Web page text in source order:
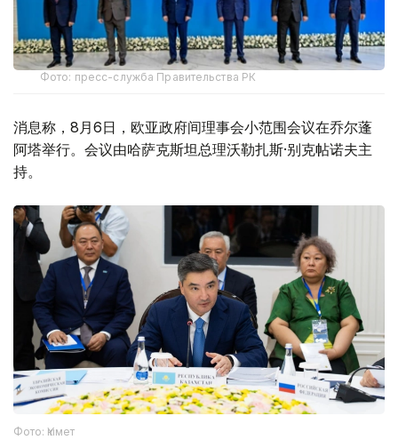
Фото: пресс-служба Правительства РК
消息称，8月6日，欧亚政府间理事会小范围会议在乔尔蓬
阿塔举行。会议由哈萨克斯坦总理沃勒扎斯·别克帖诺夫主
持。
Фото: Үкімет